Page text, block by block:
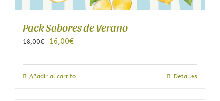
Pack Sabores de Verano
18,00€
El
original
era:
16,00€El
actual
es:
Añadir al carrito Detalles